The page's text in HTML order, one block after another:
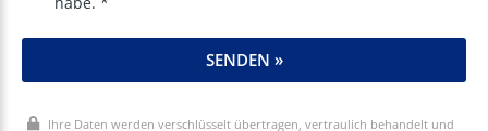
SENDEN »
Ihre Daten werden verschlüsselt übertragen, vertraulich behandelt und